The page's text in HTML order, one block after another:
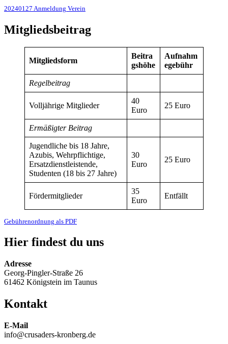
20240127 Anmeldung Verein
Mitgliedsbeitrag
Mitgliedsform
Beitra
gshöhe
Aufnahm
egebühr
Regelbeitrag
Volljährige Mitglieder
40
Euro
25 Euro
Ermäßigter Beitrag
Jugendliche bis 18 Jahre,
Azubis, Wehrpflichtige,
Ersatzdienstleistende,
Studenten (18 bis 27 Jahre)
30
Euro
25 Euro
Fördermitglieder
35
Euro
Entfällt
Gebührenordnung als PDF
Hier findest du uns
Adresse
Georg-Pingler-Straße 26
61462 Königstein im Taunus
Kontakt
E-Mail
info@crusaders-kronberg.de